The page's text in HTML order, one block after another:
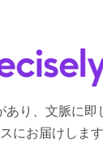
あり、文脈に即
にお届けします